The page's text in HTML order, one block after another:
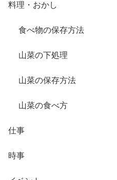
料理・おかし
食べ物の保存方法
山菜の下処理
山菜の保存方法
山菜の食べ方
仕事
時事